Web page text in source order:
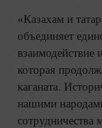
«Казахам и
объединяет
взаимодействие
которая
каганата.
нашими
сотрудничества